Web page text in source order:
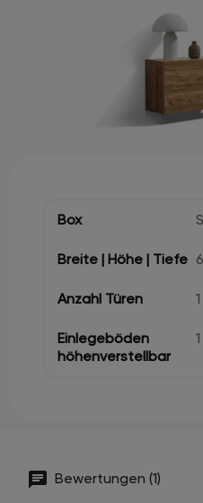
1
1
Bewertungen (1)